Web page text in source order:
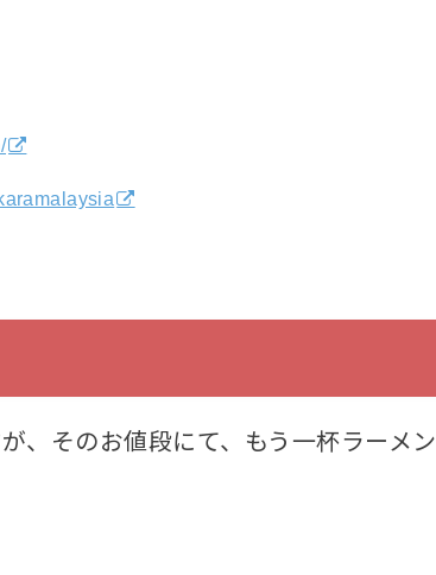
、そのお値段にて、もう一杯ラーメン